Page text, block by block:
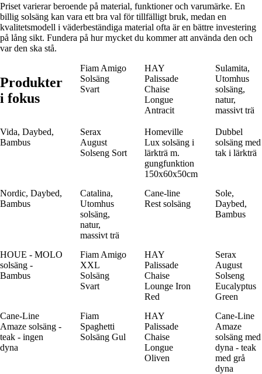
Priset varierar beroende på material, funktioner och varumärke. En
billig solsäng kan vara ett bra val för tillfälligt bruk, medan en
kvalitetsmodell i väderbeständiga material ofta är en bättre investering
på lång sikt. Fundera på hur mycket du kommer att använda den och
var den ska stå.
Produkter
i fokus
Fiam Amigo
Solsäng
Svart
HAY
Palissade
Chaise
Longue
Antracit
Sulamita,
Utomhus
solsäng,
natur,
massivt trä
Vida, Daybed,
Bambus
Serax
August
Solseng Sort
Homeville
Lux solsäng i
lärkträ m.
gungfunktion
150x60x50cm
Dubbel
solsäng med
tak i lärkträ
Nordic, Daybed,
Bambus
Catalina,
Utomhus
solsäng,
natur,
massivt trä
Cane-line
Rest solsäng
Sole,
Daybed,
Bambus
HOUE - MOLO
solsäng -
Bambus
Fiam Amigo
XXL
Solsäng
Svart
HAY
Palissade
Chaise
Lounge Iron
Red
Serax
August
Solseng
Eucalyptus
Green
Cane-Line
Amaze solsäng -
teak - ingen
dyna
Fiam
Spaghetti
Solsäng Gul
HAY
Palissade
Chaise
Longue
Oliven
Cane-Line
Amaze
solsäng med
dyna - teak
med grå
dyna